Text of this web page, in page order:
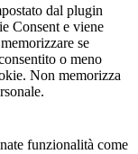
dal plugin
Consent e viene
se
o meno
Non memorizza
funzionalità come